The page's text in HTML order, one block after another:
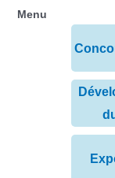
Menu